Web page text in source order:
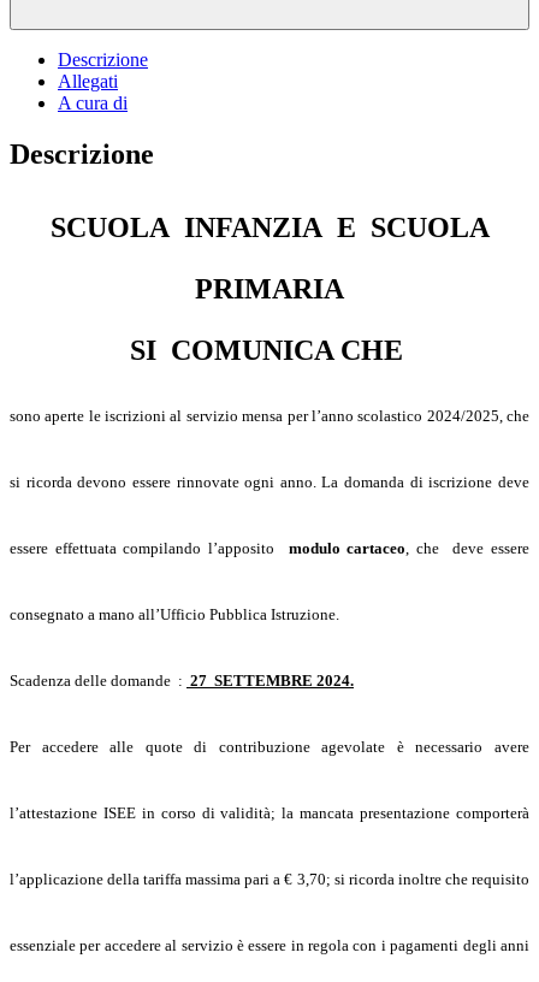
Descrizione
Allegati
A cura di
Descrizione
SCUOLA INFANZIA E SCUOLA
PRIMARIA
SI COMUNICA CHE
sono aperte le iscrizioni al servizio mensa per l’anno scolastico 2024/2025, che
si ricorda devono essere rinnovate ogni anno.La domanda di iscrizione deve
essere effettuata compilando l’apposito modulo cartaceo , che deve essere
consegnato a mano all’Ufficio Pubblica Istruzione.
Scadenza delle domande : 27 SETTEMBRE 2024.
Per accedere alle quote di contribuzione agevolate è necessario avere
l’attestazione ISEE in corso di validità; la mancata presentazione comporterà
l’applicazione della tariffa massima pari a € 3,70; si ricorda inoltre che requisito
essenziale per accedere al servizio è essere in regola con i pagamenti degli anni